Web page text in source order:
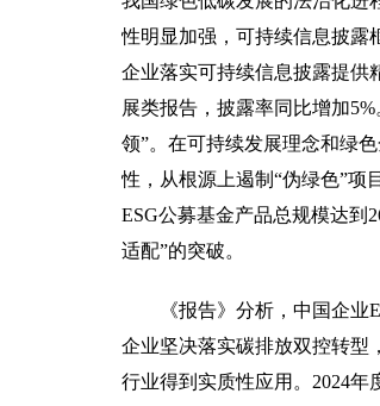
性明显加强，可持续信息披露
企业落实可持续信息披露提供
展类报告，披露率同比增加
领”。在可持续发展理念和绿
性，从根源上遏制“伪绿色”项
ESG公募基金产品总规模达到
适配”的突破。
《报告》分析，中国企业
企业坚决落实碳排放双控转型
行业得到实质性应用。2024年